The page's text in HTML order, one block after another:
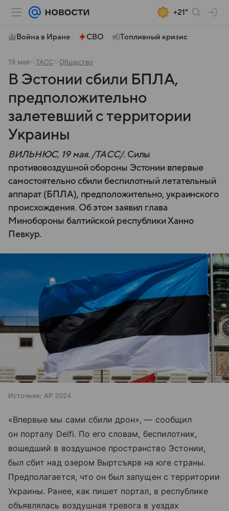
+21°
Война в Иране СВО Топливный кризис
19 мая ТАСС Общество
В Эстонии сбили БПЛА,
предположительно
залетевший с территории
Украины
ВИЛЬНЮС, 19 мая. /ТАСС/. Силы
противовоздушной обороны Эстонии впервые
самостоятельно сбили беспилотный летательный
аппарат (БПЛА), предположительно, украинского
происхождения. Об этом заявил глава
Минобороны балтийской республики Ханно
Певкур.
Источник: AP 2024
«Впервые мы сами сбили дрон», — сообщил
он порталу Delfi. По его словам, беспилотник,
вошедший в воздушное пространство Эстонии,
был сбит над озером Выртсъярв на юге страны.
Предполагается, что он был запущен с территории
Украины. Ранее, как пишет портал, в республике
объявлялась воздушная тревога в уездах